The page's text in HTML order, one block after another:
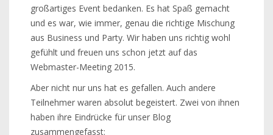
großartiges Event bedanken. Es hat Spaß gemacht
und es war, wie immer, genau die richtige Mischung
aus Business und Party. Wir haben uns richtig wohl
gefühlt und freuen uns schon jetzt auf das
Webmaster-Meeting 2015.
Aber nicht nur uns hat es gefallen. Auch andere
Teilnehmer waren absolut begeistert. Zwei von ihnen
haben ihre Eindrücke für unser Blog
zusammengefasst: